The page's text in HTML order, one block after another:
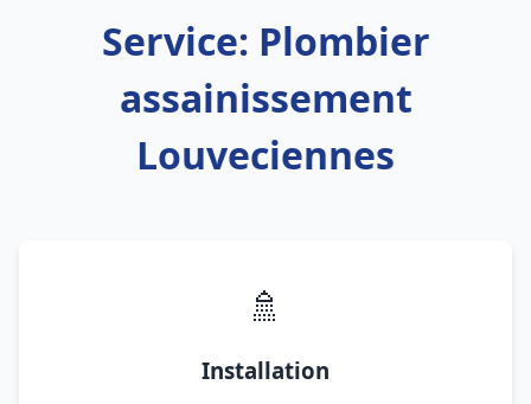
Service: Plombier
assainissement
Louveciennes
🚿
Installation